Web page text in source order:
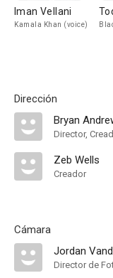
Iman Vellani
Kamala Khan (voice)
Dirección
Bryan
Director,
Zeb Wells
Creador
Cámara
Director de